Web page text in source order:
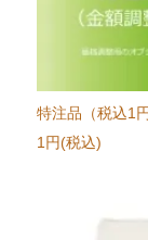
特注品（税込1円
1円(税込)